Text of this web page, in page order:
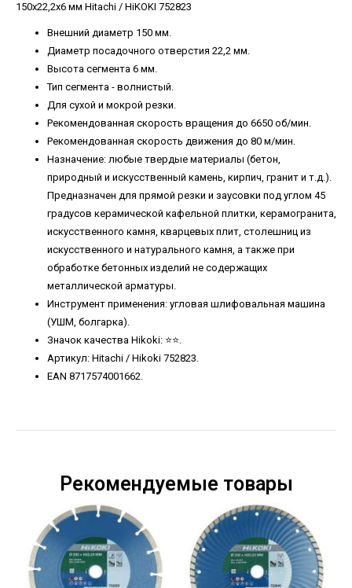
150x22,2x6 мм Hitachi / HiKOKI 752823
Внешний диаметр 150 мм.
Диаметр посадочного отверстия 22,2 мм.
Высота сегмента 6 мм.
Тип сегмента - волнистый.
Для сухой и мокрой резки.
Рекомендованная скорость вращения до 6650 об/мин.
Рекомендованная скорость движения до 80 м/мин.
Назначение: любые твердые материалы (бетон,
природный и искусственный камень, кирпич, гранит и т.д.).
Предназначен для прямой резки и заусовки под углом 45
градусов керамической кафельной плитки, керамогранита,
искусственного камня, кварцевых плит, столешниц из
искусственного и натурального камня, а также при
обработке бетонных изделий не содержащих
металлической арматуры.
Инструмент применения: угловая шлифовальная машина
(УШМ, болгарка).
Значок качества Hikoki: ⭐️⭐️.
Артикул: Hitachi / Hikoki 752823.
EAN 8717574001662.
Рекомендуемые товары